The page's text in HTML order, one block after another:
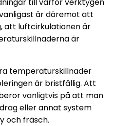
är däremot att
att luftcirkulationen är
är
temperaturskillnader
är bristfällig. Att
vanligtvis på att man
eller annat system
och fräsch.